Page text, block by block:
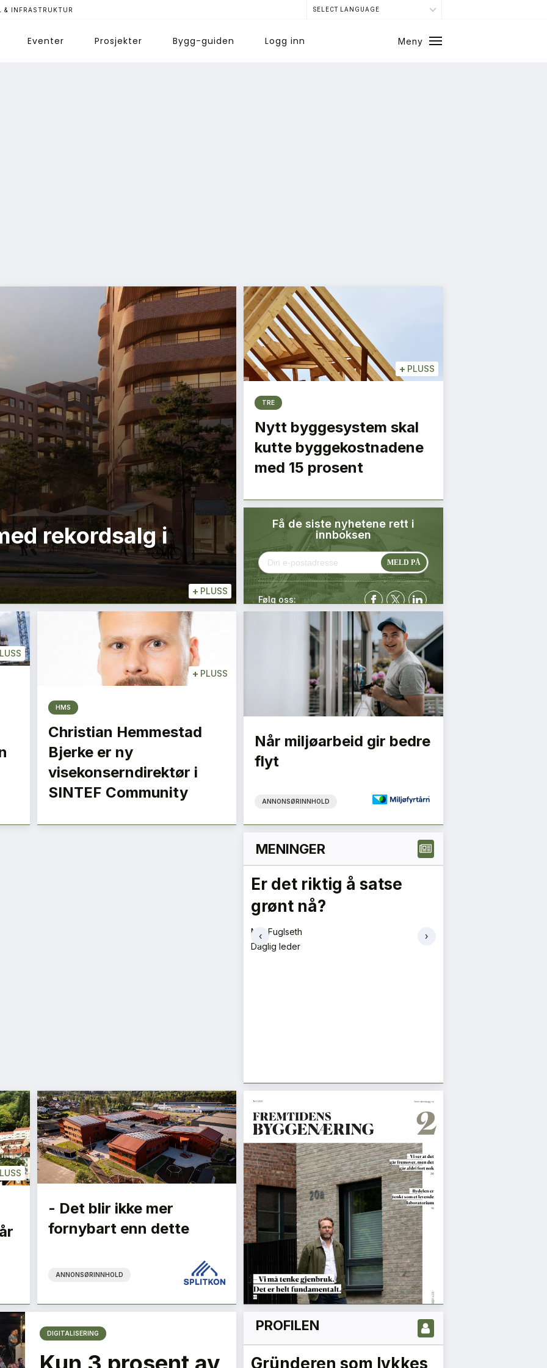
& INFRASTRUKTUR SELECT LANGUAGE
Eventer Prosjekter Bygg-guiden Logg inn
Meny
+ PLUSS
rekordsalg i
+ PLUSS
TRE
Nytt byggesystem skal
kutte byggekostnadene
med 15 prosent
Få de siste nyhetene rett i
innboksen
Følg oss:
+ PLUSS
HMS
Christian Hemmestad
Bjerke er ny
visekonserndirektør i
SINTEF Community
Når miljøarbeid gir bedre
flyt
ANNONSØRINNHOLD
MENINGER
Er det riktig å satse
grønt nå?
Mie Fuglseth
Daglig leder
‹ ›
- Det blir ikke mer
fornybart enn dette
ANNONSØRINNHOLD
DIGITALISERING PROFILEN
Det er nå vi kan gjøre
Gründeren som lykkes